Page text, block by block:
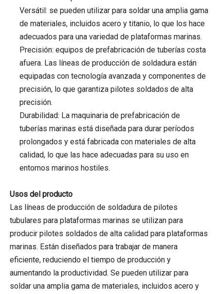
Versátil: se pueden utilizar para soldar una amplia gama
de materiales, incluidos acero y titanio, lo que los hace
adecuados para una variedad de plataformas marinas.
Precisión: equipos de prefabricación de tuberías costa
afuera. Las líneas de producción de soldadura están
equipadas con tecnología avanzada y componentes de
precisión, lo que garantiza pilotes soldados de alta
precisión.
Durabilidad: La maquinaria de prefabricación de
tuberías marinas está diseñada para durar períodos
prolongados y está fabricada con materiales de alta
calidad, lo que las hace adecuadas para su uso en
entornos marinos hostiles.
Usos del producto
Las líneas de producción de soldadura de pilotes
tubulares para plataformas marinas se utilizan para
producir pilotes soldados de alta calidad para plataformas
marinas. Están diseñados para trabajar de manera
eficiente, reduciendo el tiempo de producción y
aumentando la productividad. Se pueden utilizar para
soldar una amplia gama de materiales, incluidos acero y